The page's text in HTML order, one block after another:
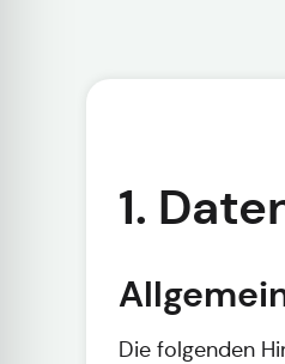
1.
Die folgenden